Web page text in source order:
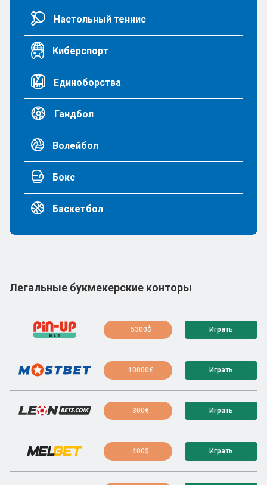
Настольный теннис
Киберспорт
Единоборства
Гандбол
Волейбол
Бокс
Баскетбол
Легальные букмекерские конторы
5300$ Играть
10000€ Играть
300€ Играть
400$ Играть